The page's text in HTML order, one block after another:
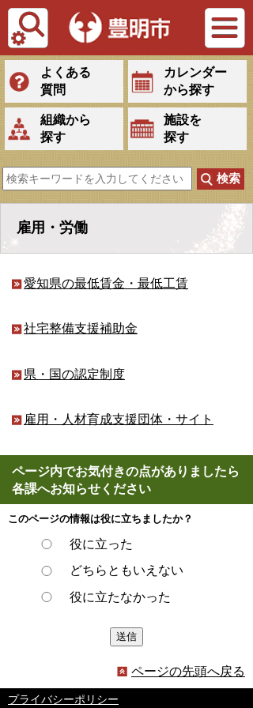
Tiếng Việt
よくある
質問
カレンダー
から探す
組織から
探す
施設を
探す
雇用・労働
愛知県の最低賃金・最低工賃
社宅整備支援補助金
県・国の認定制度
雇用・人材育成支援団体・サイト
ページ内でお気付きの点がありましたら
各課へお知らせください
このページの情報は役に立ちましたか？
役に立った
どちらともいえない
役に立たなかった
ページの先頭へ戻る
プライバシーポリシー